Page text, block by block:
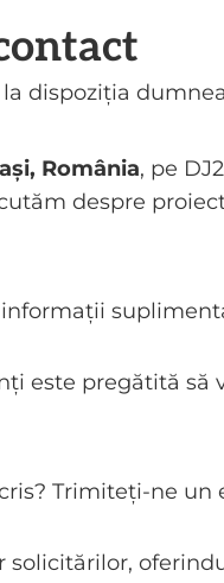
dispoziția
România, pe
despre
este pregătită
Trimiteți-ne un